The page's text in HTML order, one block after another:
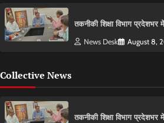
तकनीकी शिक्षा विभाग
News Desk August 8,
Collective News
तकनीकी शिक्षा विभाग